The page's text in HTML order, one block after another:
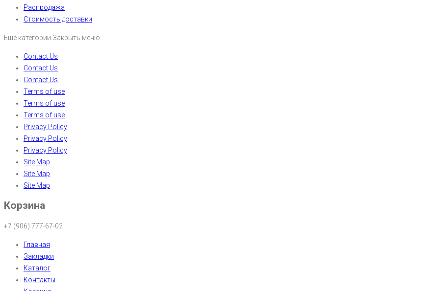
Распродажа
Стоимость доставки
Еще категории Закрыть меню
Contact Us
Contact Us
Contact Us
Terms of use
Terms of use
Terms of use
Privacy Policy
Privacy Policy
Privacy Policy
Site Map
Site Map
Site Map
Корзина
+7 (906) 777-67-02
Главная
Закладки
Каталог
Контакты